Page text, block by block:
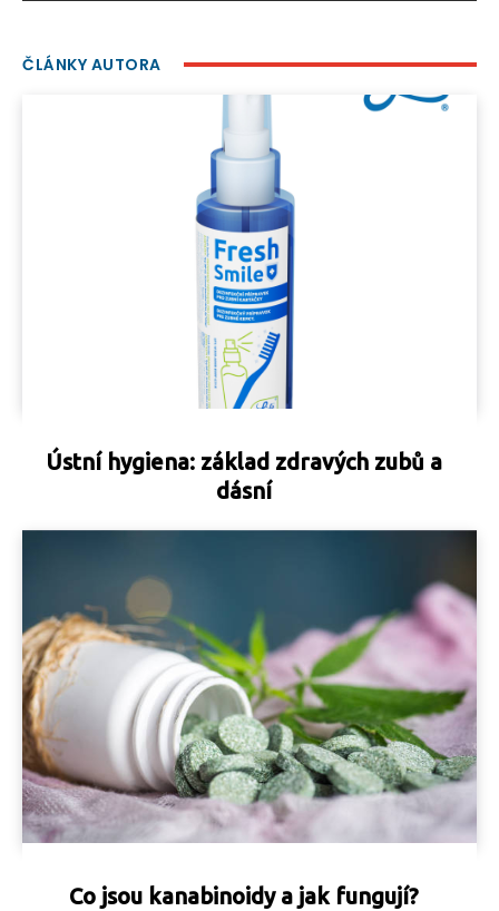
ČLÁNKY AUTORA
Ústní hygiena: základ zdravých zubů a
dásní
Co jsou kanabinoidy a jak fungují?